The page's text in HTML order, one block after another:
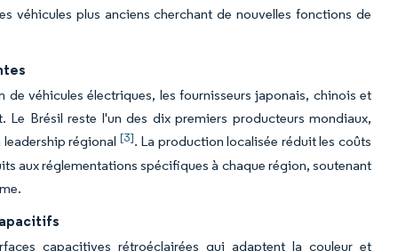
véhicules plus anciens cherchant de nouvelles fonctions de
véhicules électriques, les fournisseurs japonais, chinois et
Brésil reste l'un des dix premiers producteurs mondiaux,
régional [3]. La production localisée réduit les coûts
aux réglementations spécifiques à chaque région, soutenant
capacitives rétroéclairées qui adaptent la couleur et